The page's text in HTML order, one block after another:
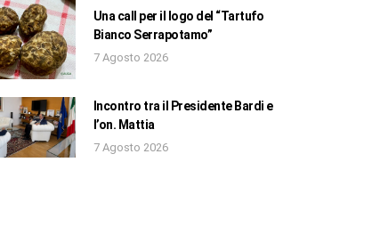
Una call per il logo del “Tartufo
Bianco Serrapotamo”
7 Agosto 2026
Incontro tra il Presidente Bardi e
l’on. Mattia
7 Agosto 2026